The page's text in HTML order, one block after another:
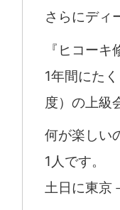
さらにディ
『ヒコーキ
1年間にた
度）の上級
何が楽しい
1人です。
土日に東京